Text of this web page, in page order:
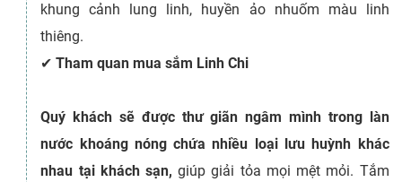
khung cảnh lung linh, huyền ảo nhuốm màu linh
thiêng.
✔Tham quan mua sắm Linh Chi
Quý khách sẽ được thư giãn ngâm mình trong làn
nước khoáng nóng chứa nhiều loại lưu huỳnh khác
nhau tại khách sạn,giúp giải tỏa mọi mệt mỏi. Tắm